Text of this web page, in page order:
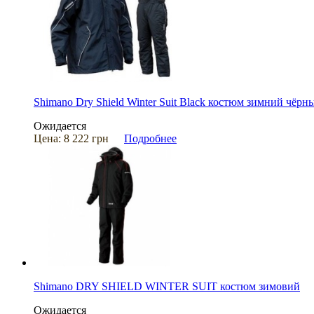
Shimano Dry Shield Winter Suit Black костюм зимний
Ожидается
Цена: 8 222 грн Подробнее
Shimano DRY SHIELD WINTER SUIT костюм зимовий
Ожидается